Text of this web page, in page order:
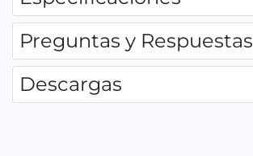
Preguntas y Respuestas
Descargas